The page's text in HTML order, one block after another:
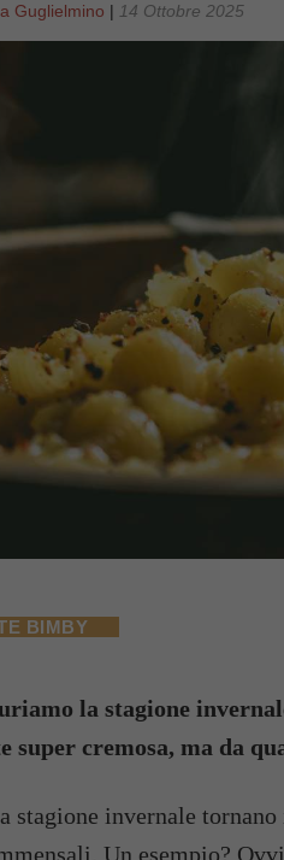
Guglielmino | 14 Ottobre 2025
BIMBY
la stagione
super cremosa, ma da
stagione invernale
Un esempio?